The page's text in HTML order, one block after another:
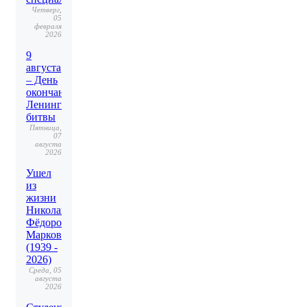
Четверг,
05
февраля
2026
9
августа
– День
окончания
Ленинградской
битвы
Пятница,
07
августа
2026
Ушел
из
жизни
Николай
Фёдорович
Марков
(1939 -
2026)
Среда, 05
августа
2026